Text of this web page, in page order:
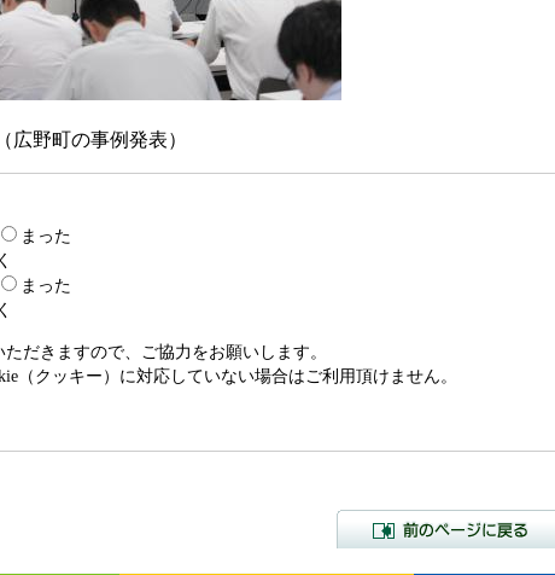
発表）
まった
く
まった
く
だきますので、ご協力をお願いします。
（クッキー）に対応していない場合はご利用頂けません。